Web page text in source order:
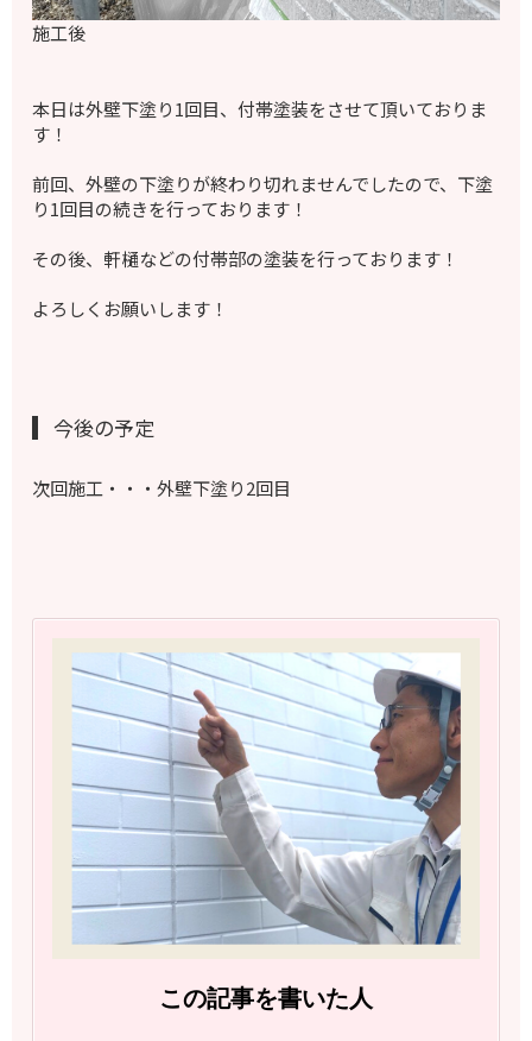
施工後
本日は外壁下塗り1回目、付帯塗装をさせて頂いておりま
す！
前回、外壁の下塗りが終わり切れませんでしたので、下塗
り1回目の続きを行っております！
その後、軒樋などの付帯部の塗装を行っております！
よろしくお願いします！
今後の予定
次回施工・・・外壁下塗り2回目
この記事を書いた人